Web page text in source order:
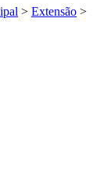
> Extensão >